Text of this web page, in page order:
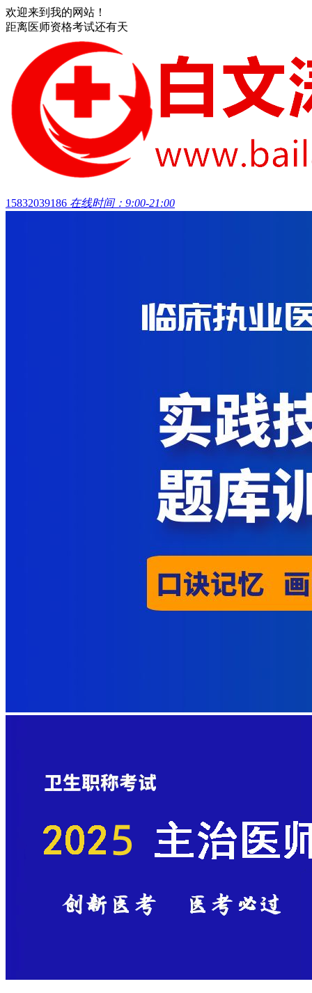
欢迎来到我的网站！
距离医师资格考试还有天
15832039186 在线时间：9:00-21:00